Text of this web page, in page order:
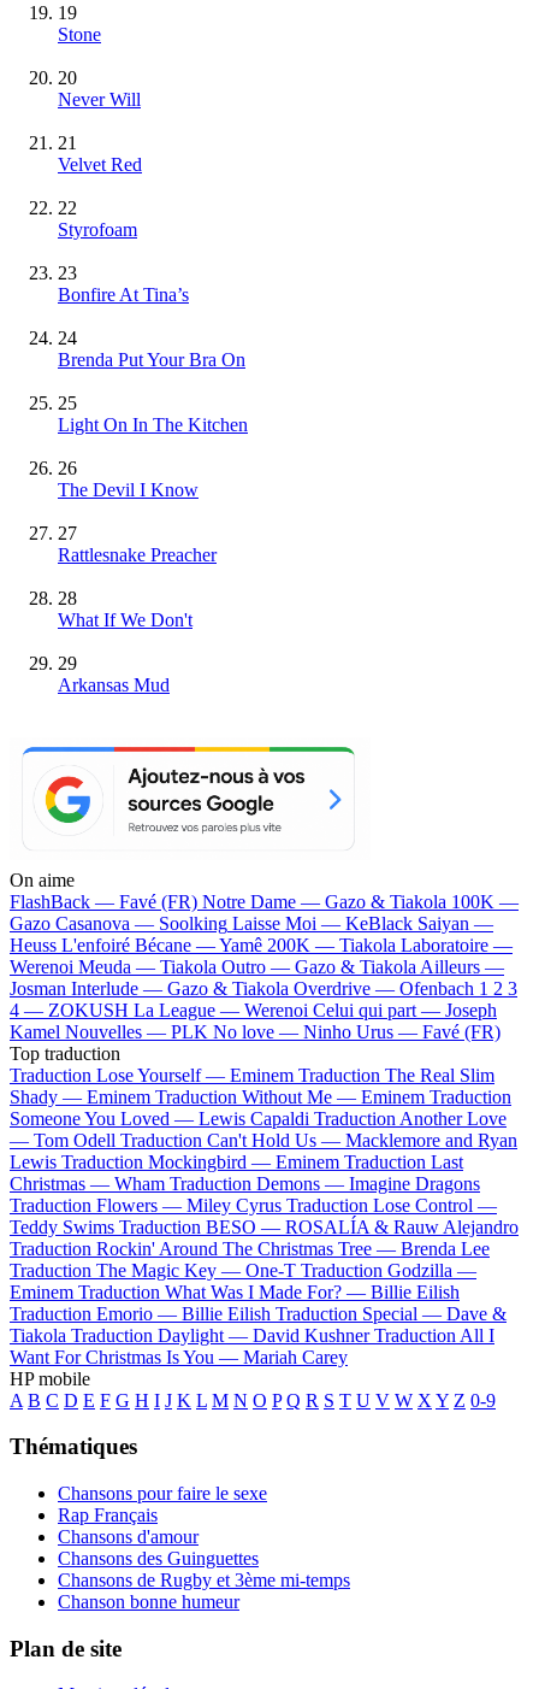
19
Stone
20
Never Will
21
Velvet Red
22
Styrofoam
23
Bonfire At Tina’s
24
Brenda Put Your Bra On
25
Light On In The Kitchen
26
The Devil I Know
27
Rattlesnake Preacher
28
What If We Don't
29
Arkansas Mud
On aime
FlashBack — Favé (FR) Notre Dame — Gazo & Tiakola 100K —
Gazo Casanova — Soolking Laisse Moi — KeBlack Saiyan —
Heuss L'enfoiré Bécane —Yamê 200K — Tiakola Laboratoire —
Werenoi Meuda — Tiakola Outro — Gazo & Tiakola Ailleurs —
Josman Interlude — Gazo & Tiakola Overdrive — Ofenbach 1 2 3
4 — ZOKUSH La League — Werenoi Celui qui part — Joseph
Kamel Nouvelles — PLK No love — Ninho Urus — Favé (FR)
Top traduction
Traduction Lose Yourself — Eminem Traduction The Real Slim
Shady — Eminem Traduction Without Me — Eminem Traduction
Someone You Loved — Lewis Capaldi Traduction Another Love
— Tom Odell Traduction Can't Hold Us — Macklemore and Ryan
Lewis Traduction Mockingbird — Eminem Traduction Last
Christmas — Wham Traduction Demons — Imagine Dragons
Traduction Flowers — Miley Cyrus Traduction Lose Control —
Teddy Swims Traduction BESO — ROSALÍA & Rauw Alejandro
Traduction Rockin' Around The Christmas Tree — Brenda Lee
Traduction The Magic Key — One-T Traduction Godzilla —
Eminem Traduction What Was I Made For? — Billie Eilish
Traduction Emorio — Billie Eilish Traduction Special — Dave &
Tiakola Traduction Daylight — David Kushner Traduction All I
Want For Christmas Is You — Mariah Carey
HP mobile
A B C D E F G H I J K L M N O P Q R S T U V W X Y Z 0-9
Thématiques
Chansons pour faire le sexe
Rap Français
Chansons d'amour
Chansons des Guinguettes
Chansons de Rugby et 3ème mi-temps
Chanson bonne humeur
Plan de site